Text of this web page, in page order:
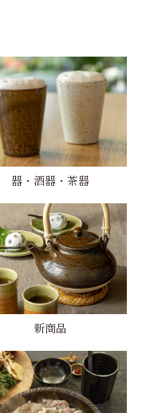
器・酒器・茶器
新商品